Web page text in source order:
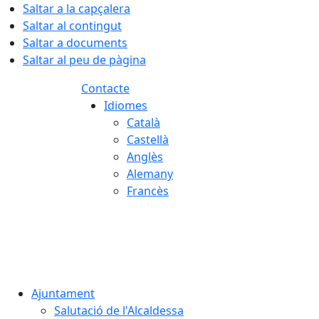
Saltar a la capçalera
Saltar al contingut
Saltar a documents
Saltar al peu de pàgina
Contacte
Idiomes
Català
Castellà
Anglès
Alemany
Francès
Ajuntament
Salutació de l'Alcaldessa